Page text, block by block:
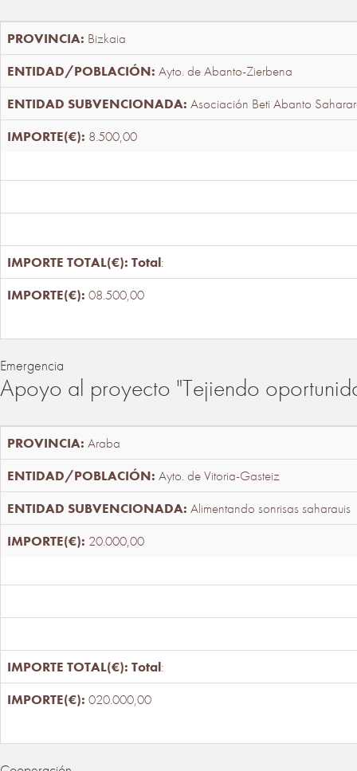
Bizkaia
Ayto. de Abanto-Zierbena
Asociación Beti Abanto
8.500,00
Total:
08.500,00
Emergencia
Apoyo al proyecto "Tejiendo
Araba
Ayto. de Vitoria-Gasteiz
Alimentando sonrisas saharauis
20.000,00
Total:
020.000,00